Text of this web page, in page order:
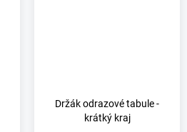
Držák odrazové tabule -
krátký kraj